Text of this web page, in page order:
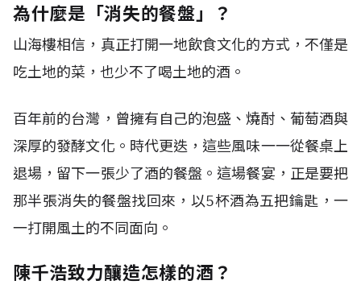
為什麼是「消失的餐盤」？
山海樓相信，真正打開一地飲食文化的方式，不僅是
吃土地的菜，也少不了喝土地的酒。
百年前的台灣，曾擁有自己的泡盛、燒酎、葡萄酒與
深厚的發酵文化。時代更迭，這些風味一一從餐桌上
退場，留下一張少了酒的餐盤。這場餐宴，正是要把
那半張消失的餐盤找回來，以5杯酒為五把鑰匙，一
一打開風土的不同面向。
陳千浩致力釀造怎樣的酒？